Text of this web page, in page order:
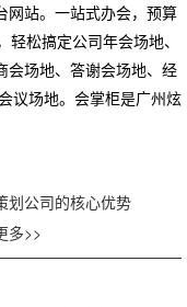
网站。一站式办会，预算
松搞定公司年会场地、
会场地、答谢会场地、经
议场地。会掌柜是广州炫
划公司的核心优势
多>>